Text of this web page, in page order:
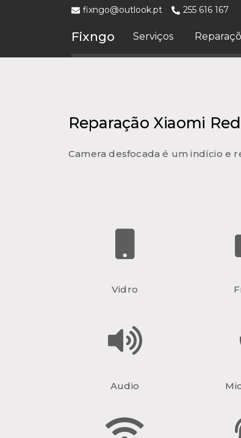
fixngo@outlook.pt 255 616 167
Fixngo Serviços
Reparação Xiaomi
Camera desfocada é um indício e
Vidro
Audio